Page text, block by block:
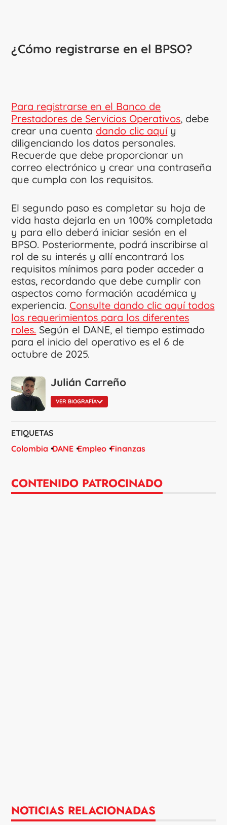
¿Cómo registrarse en el BPSO?
Para registrarse en el Banco de
Prestadores de Servicios Operativos, debe
crear una cuenta dando clic aquíy
diligenciando los datos personales.
Recuerde que debe proporcionar un
correo electrónico y crear una contraseña
que cumpla con los requisitos.
El segundo paso es completar su hoja de
vida hasta dejarla en un 100% completada
y para ello deberá iniciar sesión en el
BPSO. Posteriormente, podrá inscribirse al
rol de su interés y allí encontrará los
requisitos mínimos para poder acceder a
estas, recordando que debe cumplir con
aspectos como formación académica y
experiencia. Consulte dando clic aquí todos
los requerimientos para los diferentes
roles. Según el DANE, el tiempo estimado
para el inicio del operativo es el 6 de
octubre de 2025.
Julián Carreño
VER BIOGRAFÍA
ETIQUETAS
Colombia DANE Empleo Finanzas
CONTENIDO PATROCINADO
NOTICIAS RELACIONADAS